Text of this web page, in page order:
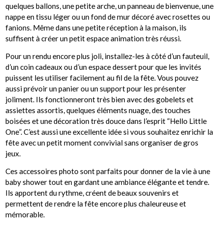
quelques ballons, une petite arche, un panneau de bienvenue, une
nappe en tissu léger ou un fond de mur décoré avec rosettes ou
fanions. Même dans une petite réception à la maison, ils
suffisent à créer un petit espace animation très réussi.
Pour un rendu encore plus joli, installez-les à côté d’un fauteuil,
d’un coin cadeaux ou d’un espace dessert pour que les invités
puissent les utiliser facilement au fil de la fête. Vous pouvez
aussi prévoir un panier ou un support pour les présenter
joliment. Ils fonctionneront très bien avec des gobelets et
assiettes assortis, quelques éléments nuage, des touches
boisées et une décoration très douce dans l’esprit “Hello Little
One”. C’est aussi une excellente idée si vous souhaitez enrichir la
fête avec un petit moment convivial sans organiser de gros
jeux.
Ces accessoires photo sont parfaits pour donner de la vie à une
baby shower tout en gardant une ambiance élégante et tendre.
Ils apportent du rythme, créent de beaux souvenirs et
permettent de rendre la fête encore plus chaleureuse et
mémorable.